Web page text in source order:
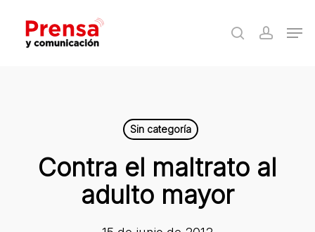
main
search
Sin categoría
Contra el maltrato al
adulto mayor